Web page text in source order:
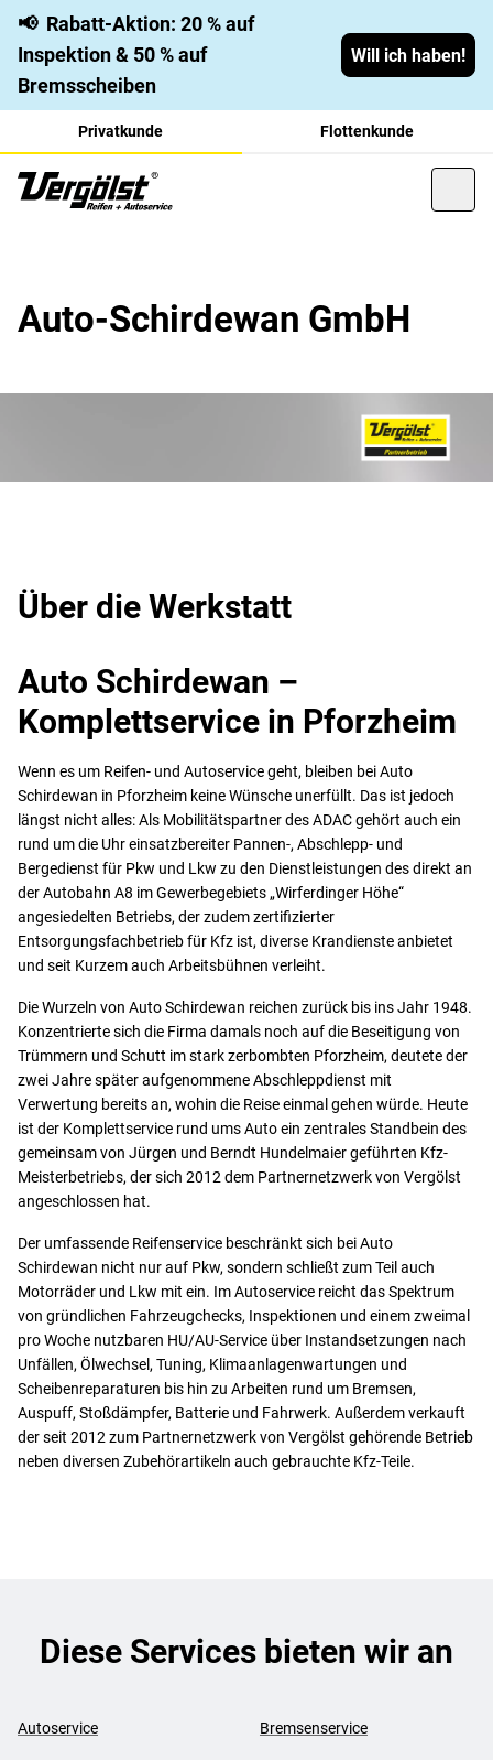
📢 Rabatt-Aktion: 20 % auf
Inspektion & 50 % auf
Bremsscheiben
Will ich haben!
Privatkunde Flottenkunde
Auto-Schirdewan GmbH
Über die Werkstatt
Auto Schirdewan –
Komplettservice in Pforzheim
Wenn es um Reifen- und Autoservice geht, bleiben bei Auto
Schirdewan in Pforzheim keine Wünsche unerfüllt. Das ist jedoch
längst nicht alles: Als Mobilitätspartner des ADAC gehört auch ein
rund um die Uhr einsatzbereiter Pannen-, Abschlepp- und
Bergedienst für Pkw und Lkw zu den Dienstleistungen des direkt an
der Autobahn A8 im Gewerbegebiets „Wirferdinger Höhe“
angesiedelten Betriebs, der zudem zertifizierter
Entsorgungsfachbetrieb für Kfz ist, diverse Krandienste anbietet
und seit Kurzem auch Arbeitsbühnen verleiht.
Die Wurzeln von Auto Schirdewan reichen zurück bis ins Jahr 1948.
Konzentrierte sich die Firma damals noch auf die Beseitigung von
Trümmern und Schutt im stark zerbombten Pforzheim, deutete der
zwei Jahre später aufgenommene Abschleppdienst mit
Verwertung bereits an, wohin die Reise einmal gehen würde. Heute
ist der Komplettservice rund ums Auto ein zentrales Standbein des
gemeinsam von Jürgen und Berndt Hundelmaier geführten Kfz-
Meisterbetriebs, der sich 2012 dem Partnernetzwerk von Vergölst
angeschlossen hat.
Der umfassende Reifenservice beschränkt sich bei Auto
Schirdewan nicht nur auf Pkw, sondern schließt zum Teil auch
Motorräder und Lkw mit ein. Im Autoservice reicht das Spektrum
von gründlichen Fahrzeugchecks, Inspektionen und einem zweimal
pro Woche nutzbaren HU/AU-Service über Instandsetzungen nach
Unfällen, Ölwechsel, Tuning, Klimaanlagenwartungen und
Scheibenreparaturen bis hin zu Arbeiten rund um Bremsen,
Auspuff, Stoßdämpfer, Batterie und Fahrwerk. Außerdem verkauft
der seit 2012 zum Partnernetzwerk von Vergölst gehörende Betrieb
neben diversen Zubehörartikeln auch gebrauchte Kfz-Teile.
Diese Services bieten wir an
Autoservice Bremsenservice